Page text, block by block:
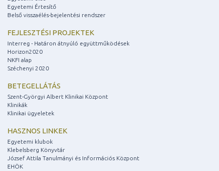
Egyetemi Értesítő
Belső visszaélés-bejelentési rendszer
FEJLESZTÉSI PROJEKTEK
Interreg - Határon átnyúló együttműködések
Horizon2020
NKFI alap
Széchenyi 2020
BETEGELLÁTÁS
Szent-Györgyi Albert Klinikai Központ
Klinikák
Klinikai ügyeletek
HASZNOS LINKEK
Egyetemi klubok
Klebelsberg Könyvtár
József Attila Tanulmányi és Információs Központ
EHÖK